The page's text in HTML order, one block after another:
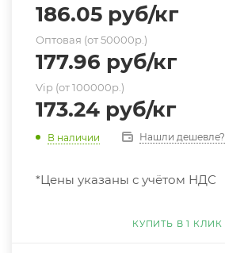
186.05 руб/кг
Оптовая (от 50000р.)
177.96 руб/кг
Vip (от 100000р.)
173.24 руб/кг
В наличии Нашли дешевле?
*Цены указаны с учётом НДС
КУПИТЬ В 1 КЛИК